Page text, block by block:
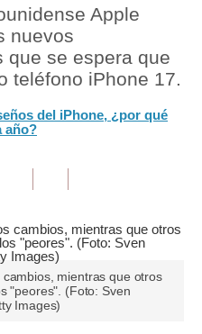
Apple
nuevos
que se espera que
teléfono iPhone 17.
del iPhone, ¿por qué
año?
mientras que otros
"peores". (Foto: Sven
Images)